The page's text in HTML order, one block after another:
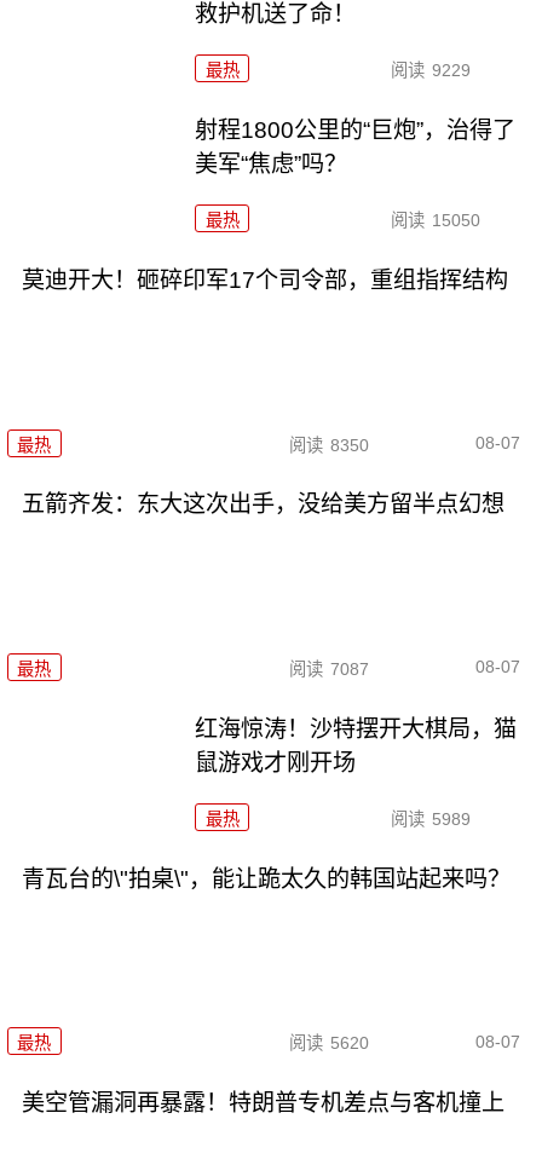
救护机送了命！
最热 阅读 9229
射程1800公里的“巨炮”，治得了
美军“焦虑”吗？
最热 阅读 15050
莫迪开大！砸碎印军17个司令部，重组指挥结构
最热 阅读 8350 08-07
五箭齐发：东大这次出手，没给美方留半点幻想
最热 阅读 7087 08-07
红海惊涛！沙特摆开大棋局，猫
鼠游戏才刚开场
最热 阅读 5989
青瓦台的\"拍桌\"，能让跪太久的韩国站起来吗？
最热 阅读 5620 08-07
美空管漏洞再暴露！特朗普专机差点与客机撞上